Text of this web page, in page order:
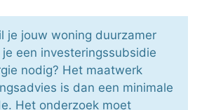
je jouw woning duurzamer
een investeringssubsidie
nodig? Het maatwerk
is dan een minimale
Het onderzoek moet